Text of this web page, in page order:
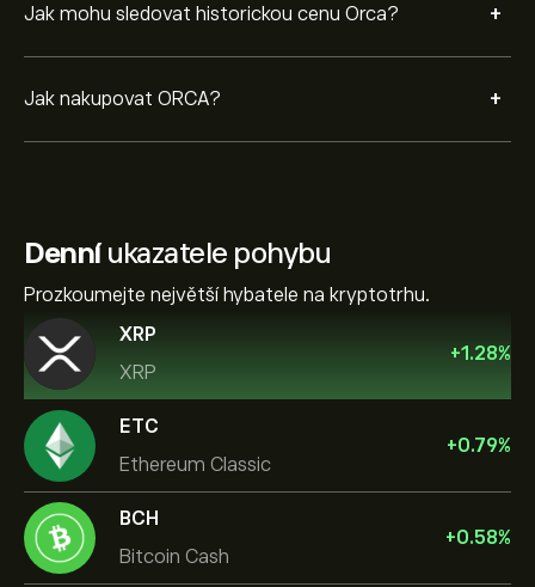
Jak mohu sledovat historickou cenu Orca? +
Jak nakupovat ORCA? +
Denníukazatele pohybu
Prozkoumejte největší hybatele na kryptotrhu.
XRP
XRP
+1.28%
ETC
Ethereum Classic
+0.79%
BCH
Bitcoin Cash
+0.58%